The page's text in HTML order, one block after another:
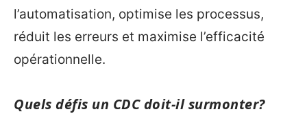
l’automatisation, optimise les processus,
réduit les erreurs et maximise l’efficacité
opérationnelle.
Quels défis un CDC doit-il surmonter?